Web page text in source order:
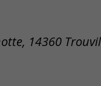
14360